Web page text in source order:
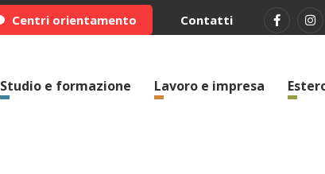
Centri orientamento Contatti
Studio e formazione Lavoro e impresa